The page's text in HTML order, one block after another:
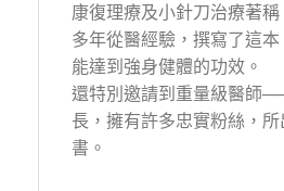
康復理療及小針刀治療著
多年從醫經驗，撰寫了這
能達到強身健體的功效。
還特別邀請到重量級醫師
長，擁有許多忠實粉絲，
書。